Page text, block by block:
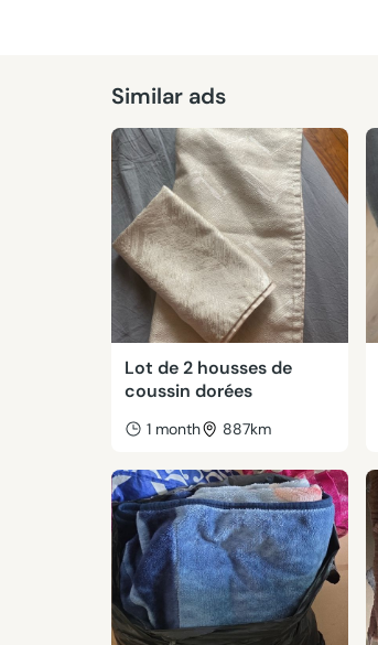
Similar ads
Lot de 2 housses de
coussin dorées
1 month 887km